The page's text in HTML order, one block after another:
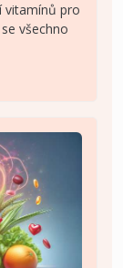
vitamínů pro
všechno